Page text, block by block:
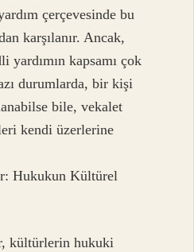
çerçevesinde bu
karşılanır. Ancak,
yardımın kapsamı çok
durumlarda, bir kişi
bile, vekalet
kendi üzerlerine
Hukukun Kültürel
kültürlerin hukuki